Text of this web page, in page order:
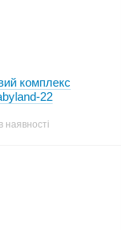
комплекс
22
наявності